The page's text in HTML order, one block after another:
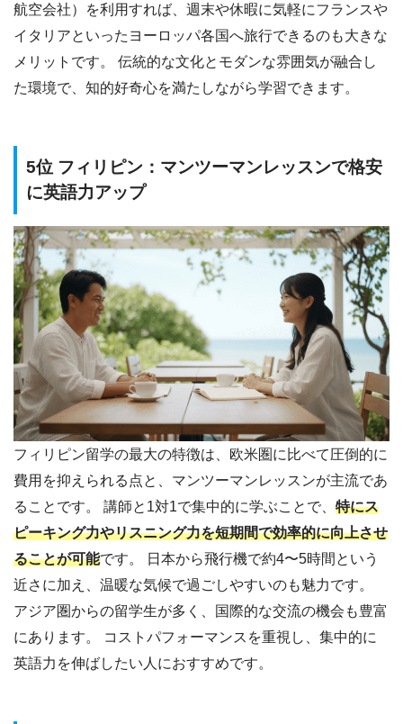
航空会社）を利用すれば、週末や休暇に気軽にフランスや
イタリアといったヨーロッパ各国へ旅行できるのも大きな
メリットです。 伝統的な文化とモダンな雰囲気が融合し
た環境で、知的好奇心を満たしながら学習できます。
5位 フィリピン：マンツーマンレッスンで格安
に英語力アップ
フィリピン留学の最大の特徴は、欧米圏に比べて圧倒的に
費用を抑えられる点と、マンツーマンレッスンが主流であ
ることです。 講師と1対1で集中的に学ぶことで、 特にス
ピーキング力やリスニング力を短期間で効率的に向上させ
ることが可能です。 日本から飛行機で約4〜5時間という
近さに加え、温暖な気候で過ごしやすいのも魅力です。
アジア圏からの留学生が多く、国際的な交流の機会も豊富
にあります。 コストパフォーマンスを重視し、集中的に
英語力を伸ばしたい人におすすめです。